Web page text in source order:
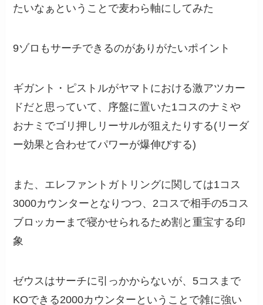
たいなぁということで麦わら軸にしてみた
9ゾロもサーチできるのがありがたいポイント
ギガント・ピストルがヤマトにおける激アツカー
ドだと思っていて、序盤に置いた1コスのナミや
おナミでゴリ押しリーサルが狙えたりする(リーダ
ー効果と合わせてパワーが爆伸びする)
また、エレファントガトリングに関しては1コス
3000カウンターとなりつつ、2コスで相手の5コス
ブロッカーまで寝かせられるため割と重宝する印
象
ゼウスはサーチに引っかからないが、5コスまで
KOできる2000カウンターということで雑に強い